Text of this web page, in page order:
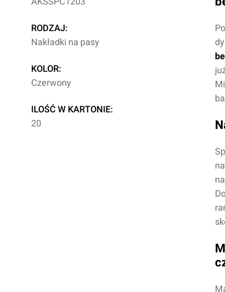
RODZAJ:
Nakładki na pasy
KOLOR:
Czerwony
ILOŚĆ W KARTONIE:
20